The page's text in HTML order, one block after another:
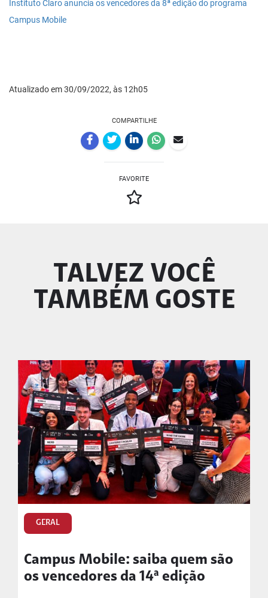
Instituto Claro anuncia os vencedores da 8ª edição do programa
Campus Mobile
Atualizado em 30/09/2022, às 12h05
COMPARTILHE
FAVORITE
TALVEZ VOCÊ
TAMBÉM GOSTE
GERAL
Campus Mobile: saiba quem são
os vencedores da 14ª edição